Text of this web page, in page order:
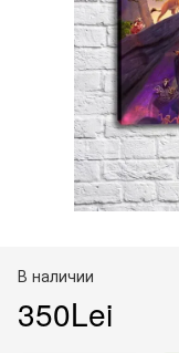
В наличии
350Lei